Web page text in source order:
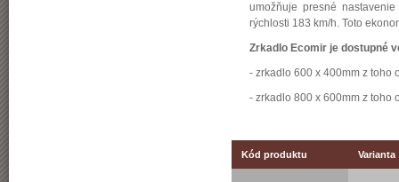
umožňuje presné
rýchlosti 183 km/h. Toto
Zrkadlo Ecomir je dostupné
- zrkadlo 600 x 400mm z toho
- zrkadlo 800 x 600mm z toho
Kód produktu Varianta